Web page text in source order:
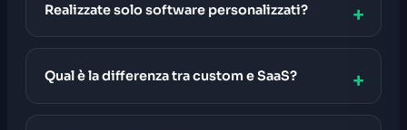
Realizzate solo software personalizzati?
Qual è la differenza tra custom e SaaS?